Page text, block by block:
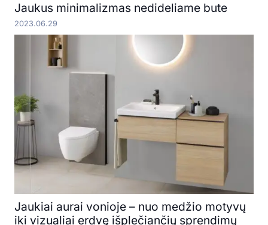
Jaukus minimalizmas nedideliame bute
2023.06.29
Jaukiai aurai vonioje – nuo medžio motyvų
iki vizualiai erdvę išplečiančių sprendimų